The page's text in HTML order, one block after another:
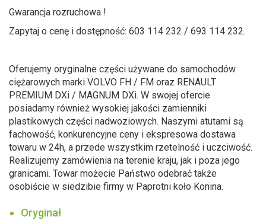
Gwarancja rozruchowa !
Zapytaj o cenę i dostępność: 603 114 232 / 693 114 232.
Oferujemy oryginalne części używane do samochodów
ciężarowych marki VOLVO FH / FM oraz RENAULT
PREMIUM DXi / MAGNUM DXi. W swojej ofercie
posiadamy również wysokiej jakości zamienniki
plastikowych części nadwoziowych. Naszymi atutami są
fachowość, konkurencyjne ceny i ekspresowa dostawa
towaru w 24h, a przede wszystkim rzetelność i uczciwość.
Realizujemy zamówienia na terenie kraju, jak i poza jego
granicami. Towar możecie Państwo odebrać także
osobiście w siedzibie firmy w Paprotni koło Konina.
Oryginał